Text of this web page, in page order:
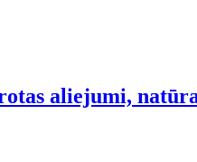
aliejumi,